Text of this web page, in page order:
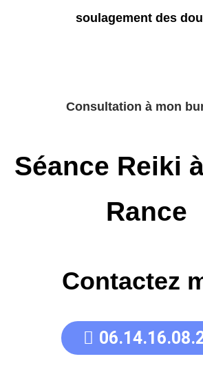
Consultation à mon
Séance Reiki
Rance
Contactez